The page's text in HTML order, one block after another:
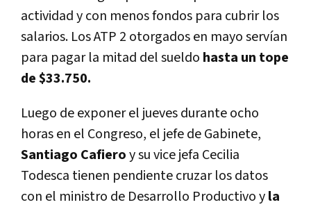
actividad y con menos fondos para cubrir los
salarios. Los ATP 2 otorgados en mayo servían
para pagar la mitad del sueldo hasta un tope
de $33.750.
Luego de exponer el jueves durante ocho
horas en el Congreso, el jefe de Gabinete,
Santiago Cafieroy su vice jefa Cecilia
Todesca tienen pendiente cruzar los datos
con el ministro de Desarrollo Productivo yla